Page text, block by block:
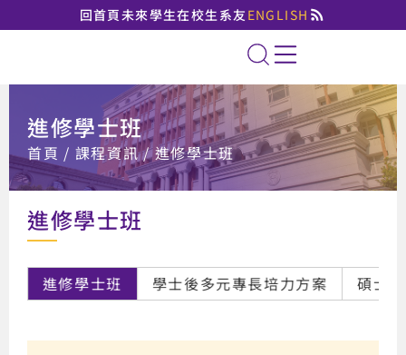
回首頁未來學生在校生系友 ENGLISH
國立臺北大學法律學系
全站搜索
進修學士班
:::
首頁 課程資訊 進修學士班
進修學士班
進修學士班 學士後多元專長培力方案 碩士班